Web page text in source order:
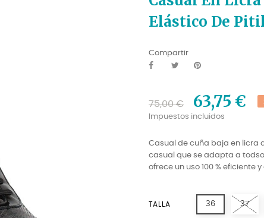
Elástico De
Compartir
75,00 € 63,75 €
Impuestos incluidos
Casual de cuña baja en licra
casual que se adapta a
ofrece un uso 100 % eficiente
TALLA 36 37